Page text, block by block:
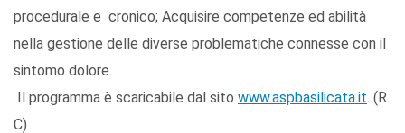
procedurale e cronico; Acquisire competenze ed abilità
nella gestione delle diverse problematiche connesse con il
sintomo dolore.
Il programma è scaricabile dal sito www.aspbasilicata.it. (R.
C)